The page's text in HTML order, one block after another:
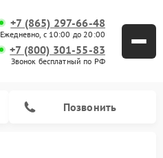
+7 (865) 297-66-48
Ежедневно, с 10:00 до 20:00
+7 (800) 301-55-83
Звонок бесплатный по РФ
Позвонить